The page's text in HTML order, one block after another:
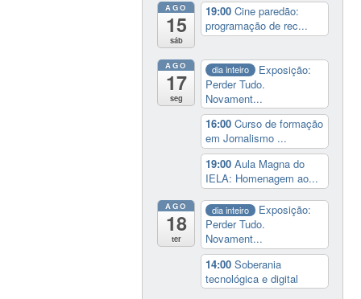
AGO
15
sáb
19:00Cine paredão:
programação de rec...
AGO
17
seg
dia inteiro
Exposição:
Perder Tudo.
Novament...
16:00Curso de formação
em Jornalismo ...
19:00Aula Magna do
IELA: Homenagem ao...
AGO
18
ter
dia inteiro
Exposição:
Perder Tudo.
Novament...
14:00Soberania
tecnológica e digital